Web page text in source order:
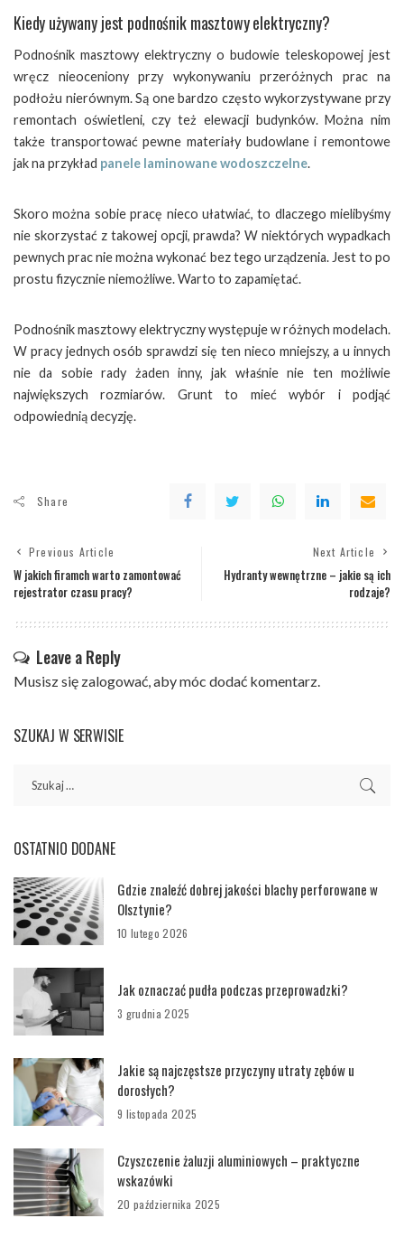
Kiedy używany jest podnośnik masztowy elektryczny?
Podnośnik masztowy elektryczny o budowie teleskopowej jest
wręcz nieoceniony przy wykonywaniu przeróżnych prac na
podłożu nierównym. Są one bardzo często wykorzystywane przy
remontach oświetleni, czy też elewacji budynków. Można nim
także transportować pewne materiały budowlane i remontowe
jak na przykład panele laminowane wodoszczelne.
Skoro można sobie pracę nieco ułatwiać, to dlaczego mielibyśmy
nie skorzystać z takowej opcji, prawda? W niektórych wypadkach
pewnych prac nie można wykonać bez tego urządzenia. Jest to po
prostu fizycznie niemożliwe. Warto to zapamiętać.
Podnośnik masztowy elektryczny występuje w różnych modelach.
W pracy jednych osób sprawdzi się ten nieco mniejszy, a u innych
nie da sobie rady żaden inny, jak właśnie nie ten możliwie
największych rozmiarów. Grunt to mieć wybór i podjąć
odpowiednią decyzję.
Share
Previous Article
W jakich firamch warto zamontować
rejestrator czasu pracy?
Next Article
Hydranty wewnętrzne – jakie są ich
rodzaje?
Leave a Reply
Musisz się zalogować, aby móc dodać komentarz.
SZUKAJ W SERWISIE
OSTATNIO DODANE
Gdzie znaleźć dobrej jakości blachy perforowane w
Olsztynie?
10 lutego 2026
Jak oznaczać pudła podczas przeprowadzki?
3 grudnia 2025
Jakie są najczęstsze przyczyny utraty zębów u
dorosłych?
9 listopada 2025
Czyszczenie żaluzji aluminiowych – praktyczne
wskazówki
20 października 2025